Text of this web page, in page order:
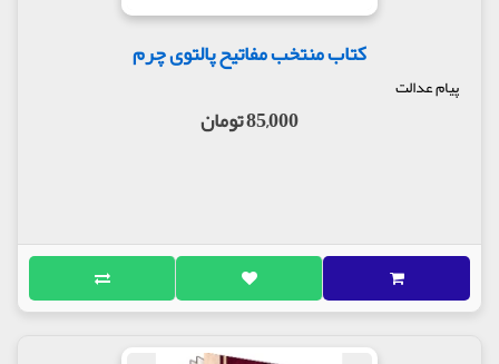
کتاب منتخب مفاتیح پالتوی چرم
پیام عدالت
85,000 تومان